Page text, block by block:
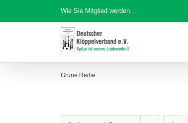
Inhalt
Wie Sie Mitglied werden…
Grüne Reihe